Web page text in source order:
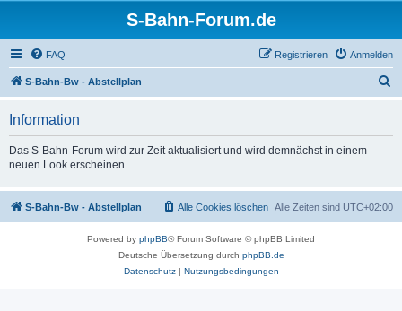
S-Bahn-Forum.de
FAQ Anmelden
Registrieren
S-Bahn-Bw - Abstellplan
Information
Das S-Bahn-Forum wird zur Zeit aktualisiert und wird demnächst in einem
neuen Look erscheinen.
S-Bahn-Bw - Abstellplan Alle Zeiten sind UTC+02:00
Alle Cookies löschen
Powered by phpBB® Forum Software © phpBB Limited
Deutsche Übersetzung durch phpBB.de
Datenschutz| Nutzungsbedingungen